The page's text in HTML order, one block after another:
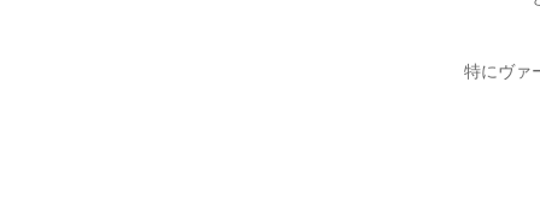
特にヴァ